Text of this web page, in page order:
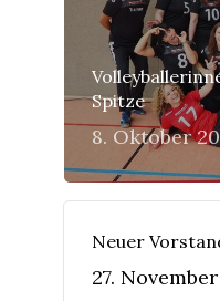
Spitze
8. Oktober
Neuer
27.